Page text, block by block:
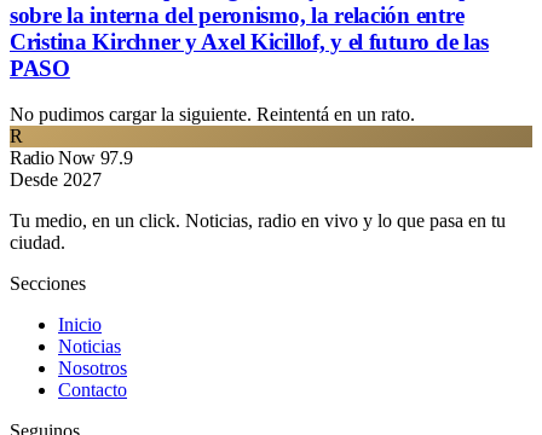
sobre la interna del peronismo, la relación entre
Cristina Kirchner y Axel Kicillof, y el futuro de las
PASO
No pudimos cargar la siguiente. Reintentá en un rato.
R
Radio Now 97.9
Desde 2027
Tu medio, en un click. Noticias, radio en vivo y lo que pasa en tu
ciudad.
Secciones
Inicio
Noticias
Nosotros
Contacto